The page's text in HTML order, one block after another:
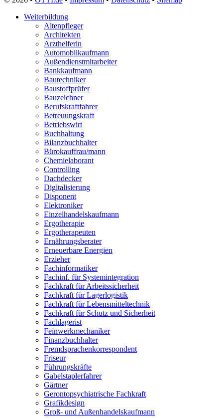
Verkäufer
Vermessungstechniker
Versicherungskaufmann
Verwaltungsfachangestellte
Webdesigner
Werkstoffprüfer
Zahntechniker
Zerspanungsmechaniker
Zollbeamter
Zweiradmechaniker
Weiterbildung
Altenpfleger
Architekten
Arzthelferin
Automobilkaufmann
Außendienstmitarbeiter
Bankkaufmann
Bautechniker
Baustoffprüfer
Bauzeichner
Berufskraftfahrer
Betreuungskraft
Betriebswirt
Buchhaltung
Bilanzbuchhalter
Bürokauffrau/mann
Chemielaborant
Controlling
Dachdecker
Digitalisierung
Disponent
Elektroniker
Einzelhandelskaufmann
Ergotherapie
Ergotherapeuten
Ernährungsberater
Erneuerbare Energien
Erzieher
Fachinformatiker
Fachinf. für Systemintegration
Fachkraft für Arbeitssicherheit
Fachkraft für Lagerlogistik
Fachkraft für Lebensmitteltechnik
Fachkraft für Schutz und Sicherheit
Fachlagerist
Feinwerkmechaniker
Finanzbuchhalter
Fremdsprachenkorrespondent
Friseur
Führungskräfte
Gabelstaplerfahrer
Gärtner
Gerontopsychiatrische Fachkraft
Grafikdesign
Groß- und Außenhandelskaufmann